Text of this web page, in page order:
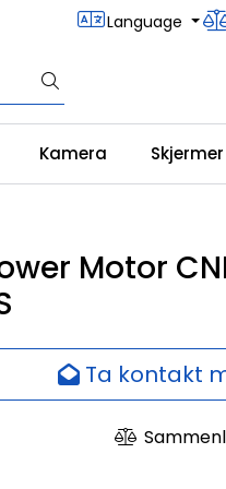
Language
Kamera Skjermer
Motor
Ta kontakt